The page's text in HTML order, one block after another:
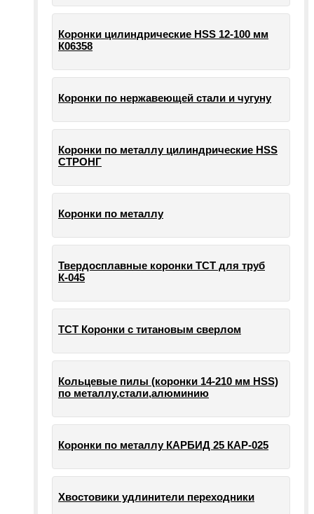
Коронки цилиндрические HSS 12-100 мм
К06358
Коронки по нержавеющей стали и чугуну
Коронки по металлу цилиндрические HSS
СТРОНГ
Коронки по металлу
Твердосплавные коронки ТСТ для труб
К-045
ТСТ Коронки с титановым сверлом
Кольцевые пилы (коронки 14-210 мм HSS)
по металлу,стали,алюминию
Коронки по металлу КАРБИД 25 КАР-025
Хвостовики удлинители переходники